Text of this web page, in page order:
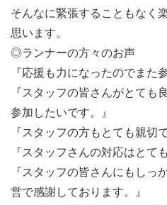
そんなに緊張することもなく
思います。
◎ランナーの方々のお声
『応援も力になったのでまた
『スタッフの皆さんがとても
参加したいです。』
『スタッフの方もとても親切
『スタッフさんの対応はとて
『スタッフの皆さんにもしっ
営で感謝しております。』